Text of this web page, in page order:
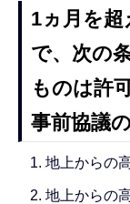
1ヵ月を超
で、次の
ものは許
事前協議
地上からの
地上からの